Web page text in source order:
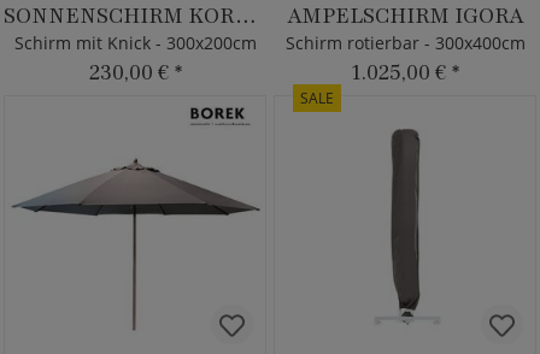
SONNENSCHIRM KORANO
Schirm mit Knick - 300x200cm
230,00 € *
AMPELSCHIRM IGORA
Schirm rotierbar - 300x400cm
1.025,00 € *
SALE